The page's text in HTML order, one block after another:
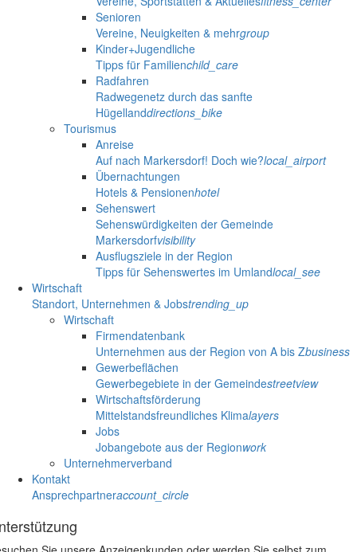
Senioren
Vereine, Neuigkeiten & mehrgroup
Kinder+Jugendliche
Tipps für Familienchild_care
Radfahren
Radwegenetz durch das sanfte
Hügellanddirections_bike
Tourismus
Anreise
Auf nach Markersdorf! Doch wie?local_airport
Übernachtungen
Hotels & Pensionenhotel
Sehenswert
Sehenswürdigkeiten der Gemeinde
Markersdorfvisibility
Ausflugsziele in der Region
Tipps für Sehenswertes im Umlandlocal_see
Wirtschaft
Standort, Unternehmen & Jobstrending_up
Wirtschaft
Firmendatenbank
Unternehmen aus der Region von A bis Zbusiness
Gewerbeflächen
Gewerbegebiete in der Gemeindestreetview
Wirtschaftsförderung
Mittelstandsfreundliches Klimalayers
Jobs
Jobangebote aus der Regionwork
Unternehmerverband
Kontakt
Ansprechpartneraccount_circle